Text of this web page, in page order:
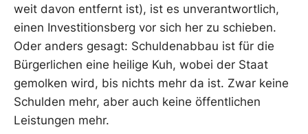
weit davon entfernt ist), ist es unverantwortlich,
einen Investitionsberg vor sich her zu schieben.
Oder anders gesagt: Schuldenabbau ist für die
Bürgerlichen eine heilige Kuh, wobei der Staat
gemolken wird, bis nichts mehr da ist. Zwar keine
Schulden mehr, aber auch keine öffentlichen
Leistungen mehr.